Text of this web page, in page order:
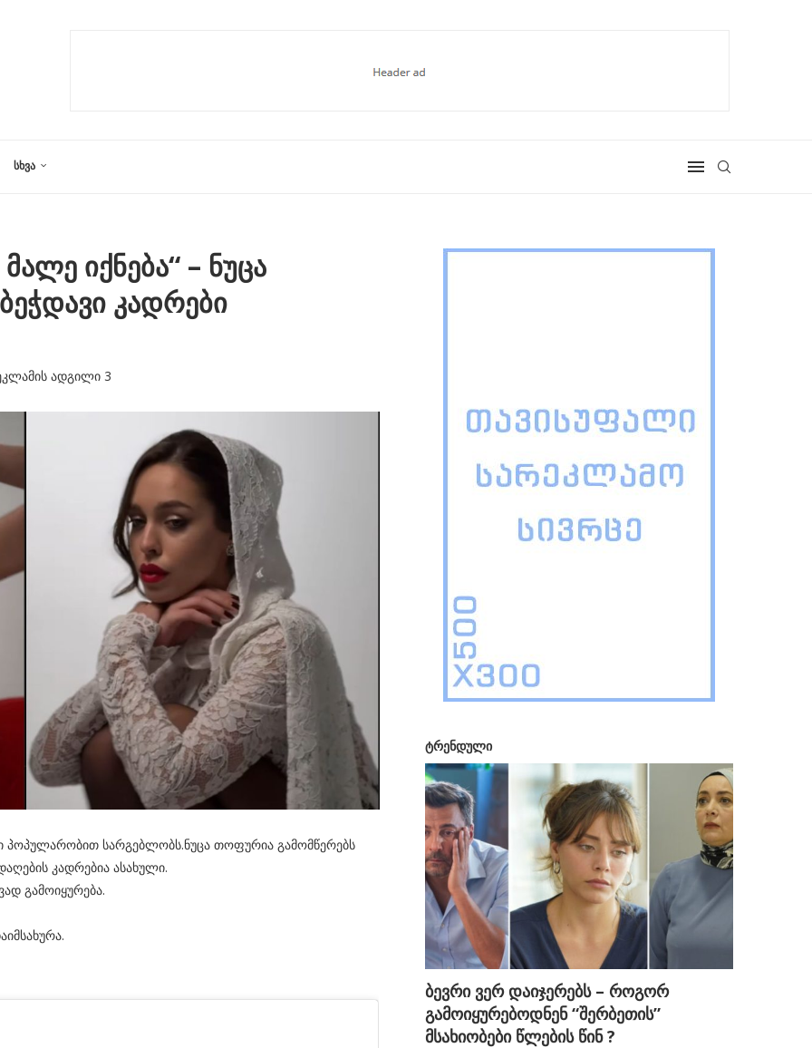
ᲡᲮᲕᲐ
იქნება“ – ნუცა
კადრები
ადგილი 3
სარგებლობს.ნუცა თოფურია გამომწერებს
კადრებია ასახული.
გამოიყურება.
ტრენდული
ბევრი ვერ დაიჯერებს – როგორ
გამოიყურებოდნენ “შერბეთის”
მსახიობები წლების წინ ?